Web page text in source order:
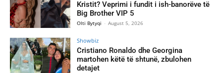
Kristit? Veprimi i fundit i ish-banorëve të
Big Brother VIP 5
Olti Bytyqi - August 5, 2026
Showbiz
Cristiano Ronaldo dhe Georgina
martohen këtë të shtunë, zbulohen
detajet